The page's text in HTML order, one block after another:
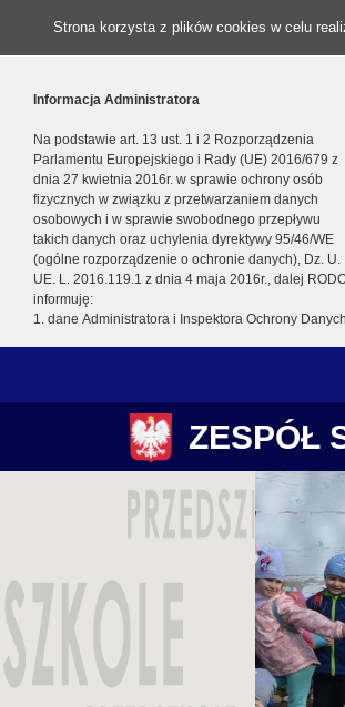
Strona korzysta z plików cookies w celu
Informacja Administratora
Na podstawie art. 13 ust. 1 i 2 Rozporządzenia
Parlamentu Europejskiego i Rady (UE) 2016/679 z
dnia 27 kwietnia 2016r. w sprawie ochrony osób
fizycznych w związku z przetwarzaniem danych
osobowych i w sprawie swobodnego przepływu
takich danych oraz uchylenia dyrektywy 95/46/WE
(ogólne rozporządzenie o ochronie danych), Dz. U.
UE. L. 2016.119.1 z dnia 4 maja 2016r., dalej
informuję:
1. dane Administratora i Inspektora Ochrony Danych
ZESPÓŁ